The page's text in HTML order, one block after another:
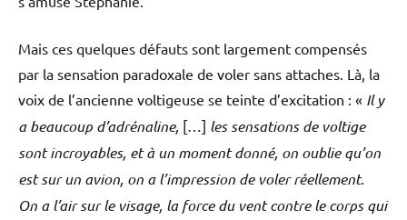
Mais ces quelques défauts sont largement compensés
par la sensation paradoxale de voler sans attaches. Là, la
voix de l’ancienne voltigeuse se teinte d’excitation : « Il y
a beaucoup d’adrénaline, […] les sensations de voltige
sont incroyables, et à un moment donné, on oublie qu’on
est sur un avion, on a l’impression de voler réellement.
On a l’air sur le visage, la force du vent contre le corps qui